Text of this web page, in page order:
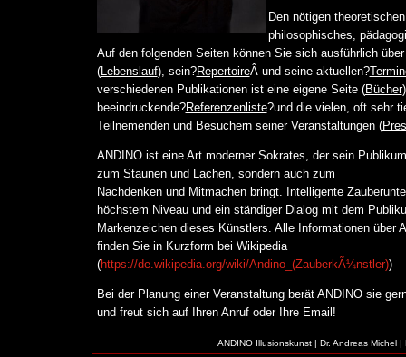
Den nötigen
philosophisches,
Auf den folgenden Seiten können Sie sich ausführlich
(Lebenslauf), sein?RepertoireÂ und seine aktuellen?
verschiedenen Publikationen ist eine eigene Seite (Bücher
beeindruckende?Referenzenliste?und die vielen, oft sehr
Teilnemenden und Besuchern seiner Veranstaltungen (
ANDINO ist eine Art moderner Sokrates, der sein
zum Staunen und Lachen, sondern auch zum
Nachdenken und Mitmachen bringt. Intelligente
höchstem Niveau und ein ständiger Dialog mit dem
Markenzeichen dieses Künstlers. Alle Informationen über
finden Sie in Kurzform bei Wikipedia
(https://de.wikipedia.org/wiki/Andino_(ZauberkÃ¼nstler))
Bei der Planung einer Veranstaltung berät ANDINO sie
und freut sich auf Ihren Anruf oder Ihre Email!
ANDINO Illusionskunst | Dr. Andreas